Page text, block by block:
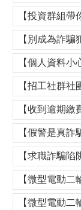
【投資群組
【別成為詐
【個人資料
【招工社群社
【收到逾期
【假警是真詐
【求職詐騙
【微型電動
【微型電動